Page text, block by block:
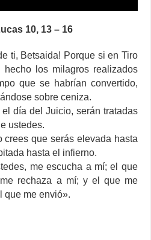
10, 13 – 16
ti, Betsaida! Porque si en Tiro
los milagros realizados
que se habrían convertido,
sobre ceniza.
día del Juicio, serán tratadas
ustedes.
crees que serás elevada hasta
hasta el infierno.
me escucha a mí; el que
rechaza a mí; y el que me
que me envió».